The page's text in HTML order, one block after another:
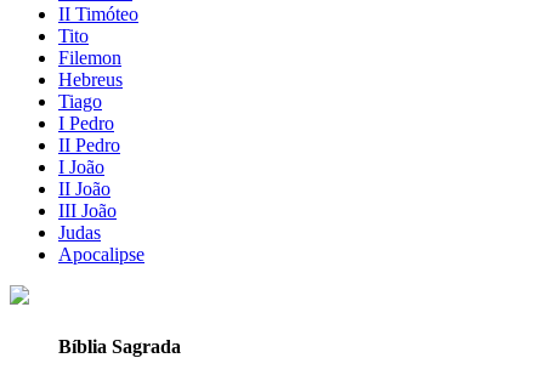
II Timóteo
Tito
Filemon
Hebreus
Tiago
I Pedro
II Pedro
I João
II João
III João
Judas
Apocalipse
Bíblia Sagrada